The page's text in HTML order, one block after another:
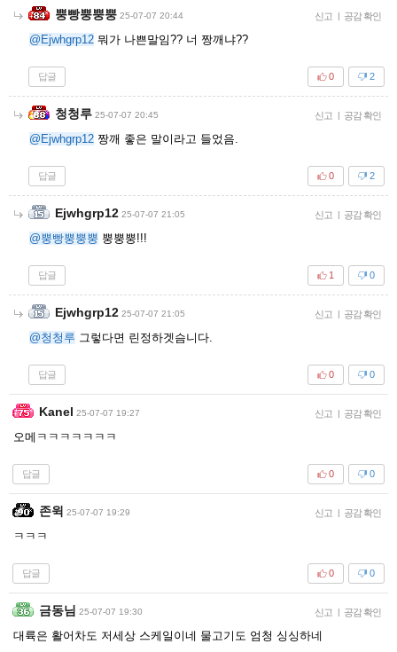
뿡빵뿡뿡뿡 25-07-07 20:44 신고 | 공감 확인
@Ejwhgrp12 뭐가 나쁜말임?? 너 짱깨냐??
답글 2
0
청청루 25-07-07 20:45 신고 | 공감 확인
@Ejwhgrp12 짱깨 좋은 말이라고 들었음.
답글 2
0
Ejwhgrp12 25-07-07 21:05 신고 | 공감 확인
@뿡빵뿡뿡뿡 뿡뿡뿡!!!
답글 0
1
Ejwhgrp12 25-07-07 21:05 신고 | 공감 확인
@청청루 그렇다면 린정하겟슴니다.
답글 0
0
Kanel 25-07-07 19:27 신고 | 공감 확인
오메ㅋㅋㅋㅋㅋㅋㅋ
답글 0
0
존윅 25-07-07 19:29 신고 | 공감 확인
ㅋㅋㅋ
답글 0
0
금동님 25-07-07 19:30 신고 | 공감 확인
대륙은 활어차도 저세상 스케일이네 물고기도 엄청 싱싱하네